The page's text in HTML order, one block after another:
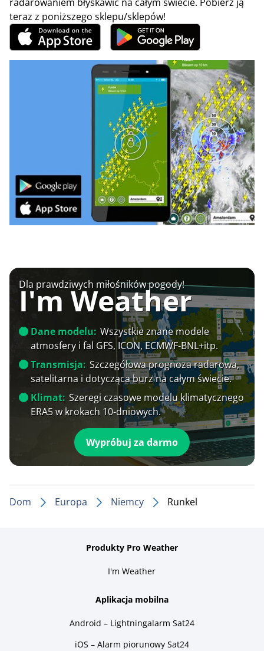
teraz z poniższego sklepu/sklepów!
Dla prawdziwych miłośników pogody!
I'm Weather
Dane modelu: Wszystkie znane modele
atmosfery i fal GFS, ICON, ECMWF-BNL+itp.
Transmisja: Szczegółowa prognoza radarowa,
satelitarna i dotycząca burz na całym świecie.
Klimat: Szeregi czasowe modelu klimatycznego
ERA5 w krokach 10-dniowych.
Wypróbuj za darmo
Dom Europa Niemcy Runkel
Produkty Pro Weather
I'm Weather
Aplikacja mobilna
Android – Lightningalarm Sat24
iOS – Alarm piorunowy Sat24